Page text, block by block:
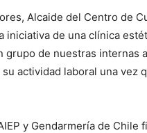
Alcaide del Centro de
iniciativa de una clínica
grupo de nuestras internas
actividad laboral una vez
y Gendarmería de Chile